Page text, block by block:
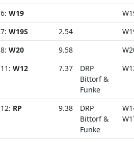
6: W19
7: W19S 2.54
8: W20 9.58
11: W12 7.37
DRP
Bittorf &
Funke
12: RP 9.38
DRP
Bittorf &
Funke